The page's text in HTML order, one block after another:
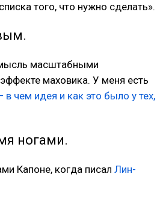
того, что нужно сделать».
масштабными
маховика. У меня есть
чем идея и как это было у тех,
ногами.
Капоне, когда писал Лин-